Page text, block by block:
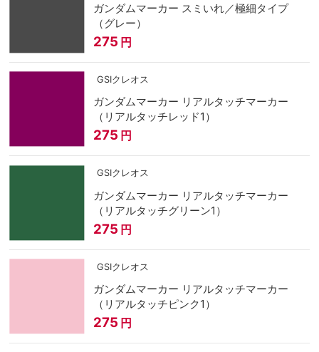
ガンダムマーカー スミいれ／極細タイプ
（グレー）
275 円
GSIクレオス
ガンダムマーカー リアルタッチマーカー
（リアルタッチレッド1）
275 円
GSIクレオス
ガンダムマーカー リアルタッチマーカー
（リアルタッチグリーン1）
275 円
GSIクレオス
ガンダムマーカー リアルタッチマーカー
（リアルタッチピンク1）
275 円